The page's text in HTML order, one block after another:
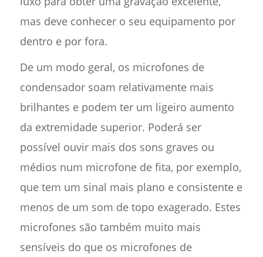
mas deve conhecer o seu equipamento por
dentro e por fora.
De um modo geral, os microfones de
condensador soam relativamente mais
brilhantes e podem ter um ligeiro aumento
da extremidade superior. Poderá ser
possível ouvir mais dos sons graves ou
médios num microfone de fita, por exemplo,
que tem um sinal mais plano e consistente e
menos de um som de topo exagerado. Estes
microfones são também muito mais
sensíveis do que os microfones de